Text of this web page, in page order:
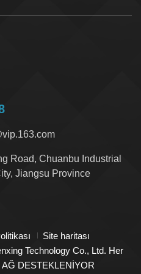
bakım ihtiyacını azaltır;
plastik/metal
Road, Chuanbu Industrial
Jiangsu Province
Site haritası
Technology Co., Ltd. Her
AĞ DESTEKLENİYOR